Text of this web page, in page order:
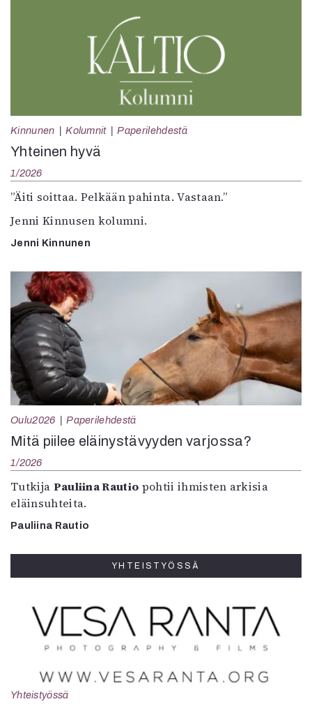
Kinnunen Kolumnit Paperilehdestä
Yhteinen hyvä
1/2026
”Äiti soittaa. Pelkään pahinta. Vastaan.”
Jenni Kinnusen kolumni.
Jenni Kinnunen
Oulu2026 Paperilehdestä
Mitä piilee eläinystävyyden varjossa?
1/2026
Tutkija Pauliina Rautio pohtii ihmisten arkisia
eläinsuhteita.
Pauliina Rautio
YHTEISTYÖSSÄ
Yhteistyössä